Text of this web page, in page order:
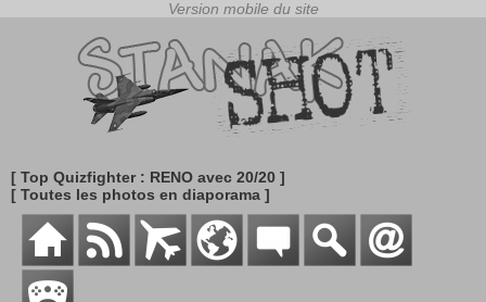
[ Top Quizfighter : RENO avec 20/20 ]
[ Toutes les photos en diaporama ]